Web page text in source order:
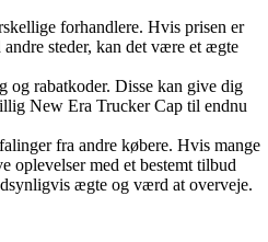
forhandlere. Hvis prisen er
andre steder, kan det være et ægte
og rabatkoder. Disse kan give dig
New Era Trucker Cap til endnu
fra andre købere. Hvis mange
oplevelser med et bestemt tilbud
ægte og værd at overveje.